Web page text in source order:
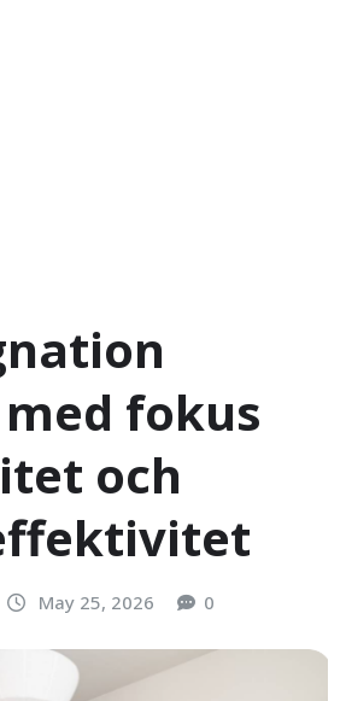
fokus
och
May 25, 2026 0